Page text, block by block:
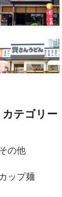
カテゴリー
の他
カップ麺